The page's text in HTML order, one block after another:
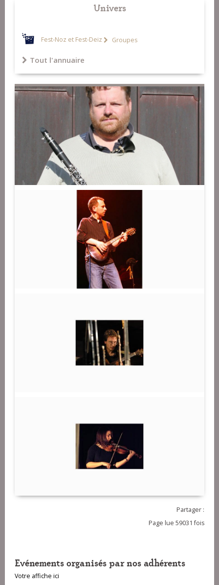
Univers
Fest-Noz et Fest-Deiz Groupes
Tout l'annuaire
Partager :
Page lue 59031 fois
Evénements organisés par nos adhérents
Votre affiche ici